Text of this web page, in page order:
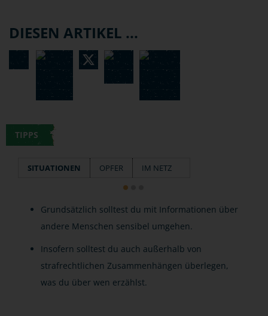
DIESEN ARTIKEL ...
TIPPS
SITUATIONEN OPFER IM NETZ
Grundsätzlich solltest du mit Informationen über
andere Menschen sensibel umgehen.
Insofern solltest du auch außerhalb von
strafrechtlichen Zusammenhängen überlegen,
was du über wen erzählst.